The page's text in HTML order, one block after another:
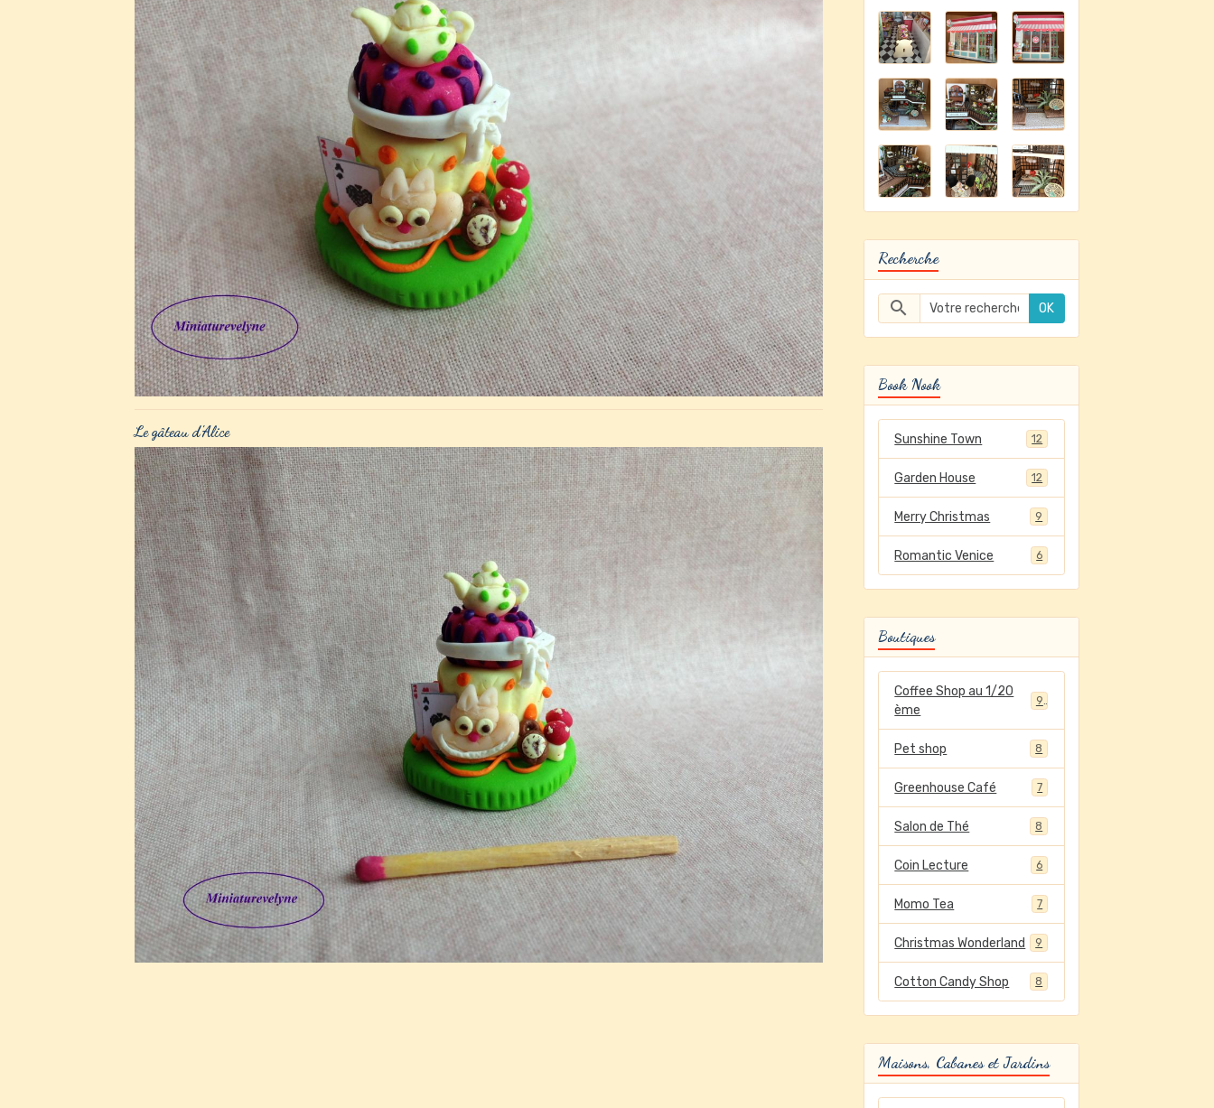
Le gâteau d'Alice
Recherche
OK
Book Nook
Sunshine Town 12
Garden House 12
Merry Christmas 9
Romantic Venice 6
Boutiques
Coffee Shop au 1/20
ème
Pet shop 8
Greenhouse Café 7
Salon de Thé 8
Coin Lecture 6
Momo Tea 7
Christmas Wonderland 9
Cotton Candy Shop 8
Maisons, Cabanes et Jardins